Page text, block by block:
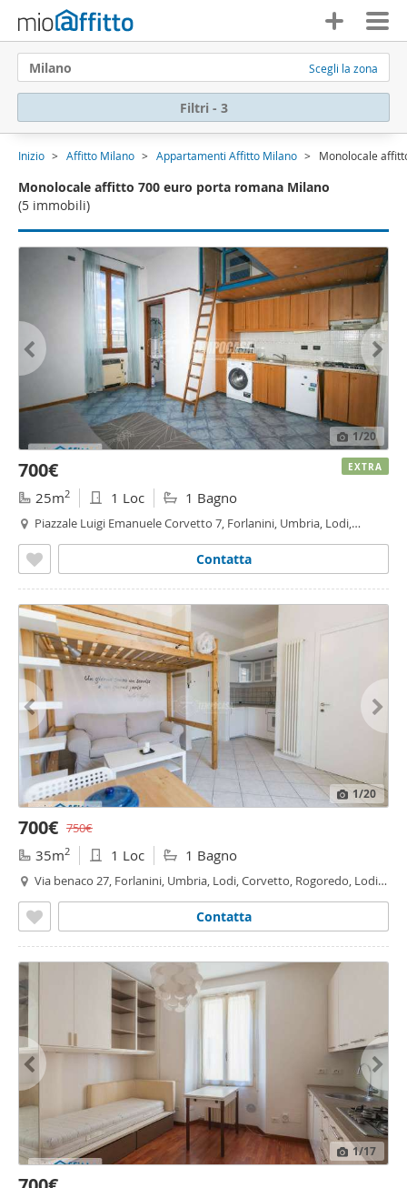
Milano Scegli la zona
Filtri - 3
Inizio Affitto Milano Appartamenti Affitto Milano Monolocale
Monolocale affitto 700 euro porta romana Milano
(5 immobili)
1/20
700€
25m2 1 Loc 1 Bagno
Piazzale Luigi Emanuele Corvetto 7, Forlanini, Umbria, Lodi,
Contatta
EXTRA
1/20
700€ 750€
35m2 1 Loc 1 Bagno
Via benaco 27, Forlanini, Umbria, Lodi, Corvetto, Rogoredo, Lodi -
Contatta
1/17